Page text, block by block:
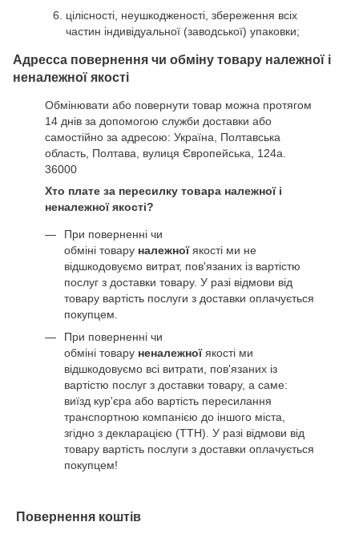
цілісності, неушкодженості, збереження всіх
частин індивідуальної (заводської) упаковки;
Адресса повернення чи обміну товару належної і
неналежної якості
Обмінювати або повернути товар можна протягом
14 днів за допомогою служби доставки або
самостійно за адресою: Україна, Полтавська
область, Полтава, вулиця Європейська, 124а.
36000
Хто плате за пересилку товара належної і
неналежної якості?
При поверненні чи
обміні товару належноїякості ми не
відшкодовуємо витрат, пов'язаних із вартістю
послуг з доставки товару. У разі відмови від
товару вартість послуги з доставки оплачується
покупцем.
При поверненні чи
обміні товару неналежноїякості ми
відшкодовуємо всі витрати, пов'язаних із
вартістю послуг з доставки товару, а саме:
виїзд кур'єра або вартість пересилання
транспортною компанією до іншого міста,
згідно з декларацією (ТТН). У разі відмови від
товару вартість послуги з доставки оплачується
покупцем!
Повернення коштів